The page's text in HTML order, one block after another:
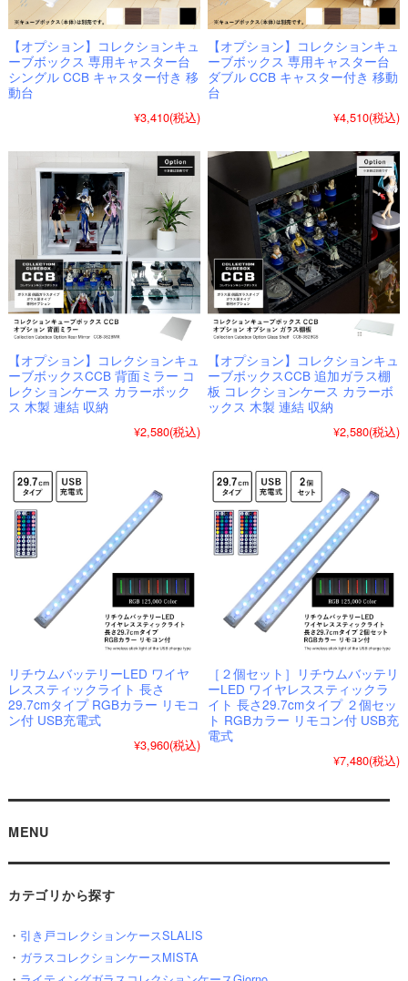
【オプション】コレクションキュ
ーブボックス 専用キャスター台
シングル CCB キャスター付き 移
動台
¥3,410(税込)
【オプション】コレクションキュ
ーブボックス 専用キャスター台
ダブル CCB キャスター付き 移動
台
¥4,510(税込)
【オプション】コレクションキュ
ーブボックスCCB 背面ミラー コ
レクションケース カラーボック
ス 木製 連結 収納
¥2,580(税込)
【オプション】コレクションキュ
ーブボックスCCB 追加ガラス棚
板 コレクションケース カラーボ
ックス 木製 連結 収納
¥2,580(税込)
リチウムバッテリーLED ワイヤ
レススティックライト 長さ
29.7cmタイプ RGBカラー リモコ
ン付 USB充電式
¥3,960(税込)
［２個セット］リチウムバッテリ
ーLED ワイヤレススティックラ
イト 長さ29.7cmタイプ ２個セッ
ト RGBカラー リモコン付 USB充
電式
¥7,480(税込)
MENU
カテゴリから探す
・ 引き戸コレクションケースSLALIS
・ ガラスコレクションケースMISTA